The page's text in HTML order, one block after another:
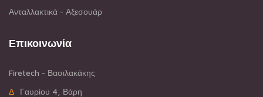
Ανταλλακτικά - Αξεσουάρ
Επικοινωνία
Firetech - Βασιλακάκης
ΔΓαυρίου 4, Βάρη